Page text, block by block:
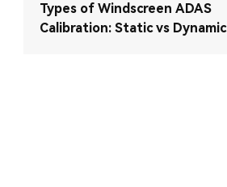
Types of Windscreen ADAS
Calibration: Static vs Dynamic